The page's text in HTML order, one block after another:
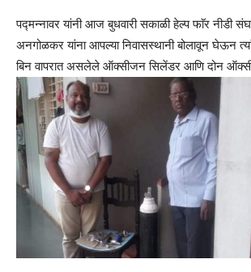
पद्मन्नावर यांनी आज बुधवारी सकाळी हेल्प फाॅर नीडी
अनगोळकर यांना आपल्या निवासस्थानी बोलावून घेऊन
बिन वापरात असलेले ऑक्सीजन सिलेंडर आणि दोन